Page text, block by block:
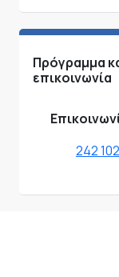
Πρόγραμμα
επικοινωνία
242